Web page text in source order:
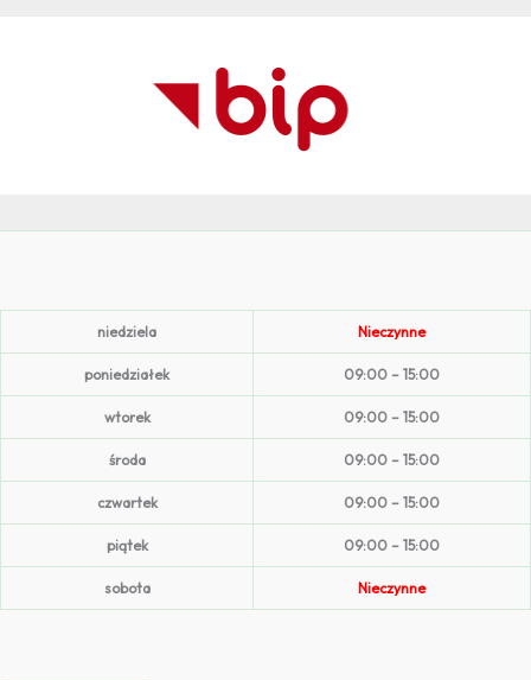
niedziela Nieczynne
poniedziałek 09:00 – 15:00
wtorek 09:00 – 15:00
środa 09:00 – 15:00
czwartek 09:00 – 15:00
piątek 09:00 – 15:00
sobota Nieczynne